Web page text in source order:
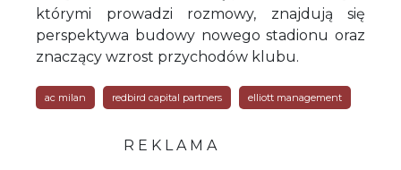
którymi prowadzi rozmowy, znajdują się
perspektywa budowy nowego stadionu oraz
znaczący wzrost przychodów klubu.
ac milan redbird capital partners elliott management
R E K L A M A